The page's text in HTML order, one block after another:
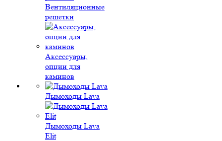
Вентиляционные
решетки
Аксессуары,
опции для
каминов
Дымоходы Lava
Дымоходы Lava
Elit